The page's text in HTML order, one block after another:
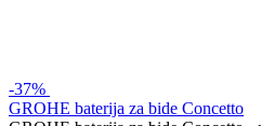
-37%
GROHE baterija za bide Concetto